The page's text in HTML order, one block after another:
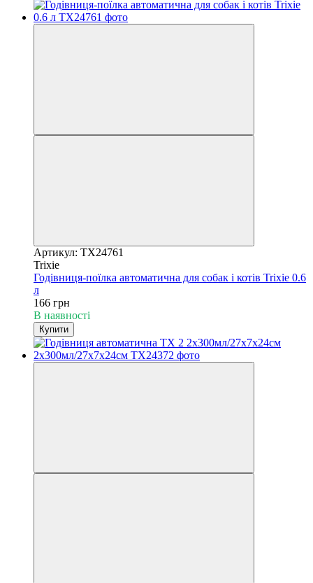
Артикул: TX24761
Trixie
Годівниця-поїлка автоматична для собак і котів Trixie 0.6
л
166 грн
В наявності
Купити